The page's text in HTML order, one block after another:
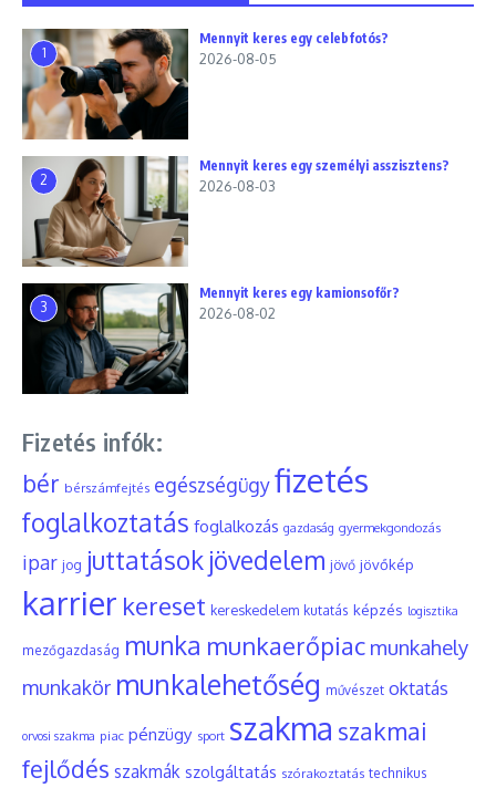
1
Mennyit keres egy celebfotós?
2026-08-05
2
Mennyit keres egy személyi asszisztens?
2026-08-03
3
Mennyit keres egy kamionsofőr?
2026-08-02
Fizetés infók:
bér bérszámfejtés egészségügyfizetés
foglalkoztatás foglalkozás gazdaság gyermekgondozás
ipar jog juttatások jövedelem jövő jövőkép
karrier kereset kereskedelem kutatás képzés logisztika
mezőgazdaság munka munkaerőpiac munkahely
munkakör munkalehetőség művészet oktatás
orvosi szakma piac pénzügy sport szakma szakmai
fejlődés szakmák szolgáltatás szórakoztatás technikus